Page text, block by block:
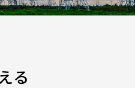
る